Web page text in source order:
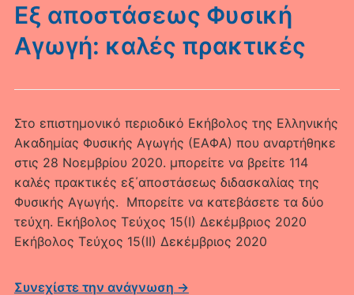
Εξ αποστάσεως Φυσική
Αγωγή: καλές πρακτικές
Στο επιστημονικό περιοδικό Εκήβολος της Ελληνικής
Ακαδημίας Φυσικής Αγωγής (ΕΑΦΑ) που αναρτήθηκε
στις 28 Νοεμβρίου 2020. μπορείτε να βρείτε 114
καλές πρακτικές εξ΄αποστάσεως διδασκαλίας της
Φυσικής Αγωγής. Μπορείτε να κατεβάσετε τα δύο
τεύχη. Εκήβολος Τεύχος 15(Ι) Δεκέμβριος 2020
Εκήβολος Τεύχος 15(ΙΙ) Δεκέμβριος 2020
Συνεχίστε την ανάγνωση →